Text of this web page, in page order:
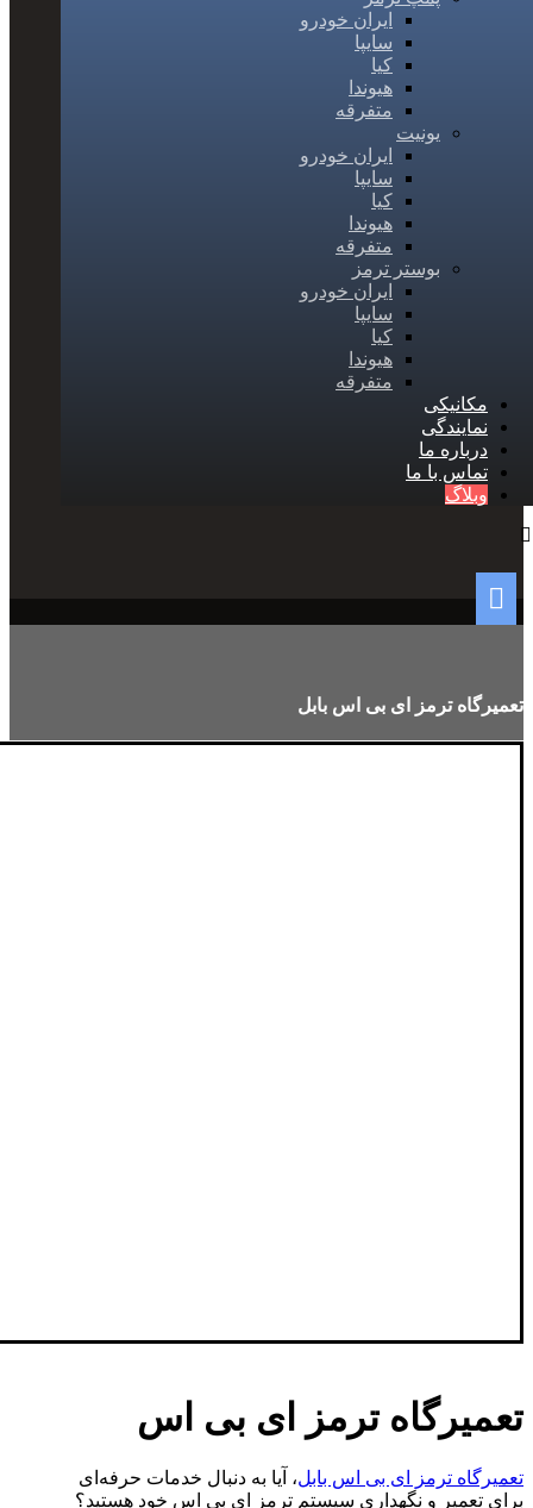
ایران خودرو
سایپا
کیا
هیوندا
متفرقه
یونیت
ایران خودرو
سایپا
کیا
هیوندا
متفرقه
بوستر ترمز
ایران خودرو
سایپا
کیا
هیوندا
متفرقه
مکانیکی
نمایندگی
درباره ما
تماس با ما
وبلاگ
تعمیرگاه ترمز ای بی اس بابل
تعمیرگاه ترمز ای بی اس
تعمیرگاه ترمز ای بی اس بابل، آیا به دنبال خدمات حرفه‌ای
برای تعمیر و نگهداری سیستم ترمز ای بی اس خود هستید؟